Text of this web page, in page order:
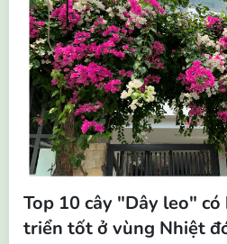
Top 10 cây "Dây leo"
triển tốt ở vùng Nhiệt